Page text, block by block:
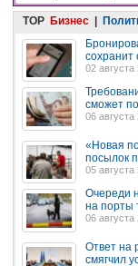
TOP Бизнес |
сохранит
02
сможет
06
«Новая
посылок
05
Очереди
на порты
06
Ответ на
смягчил